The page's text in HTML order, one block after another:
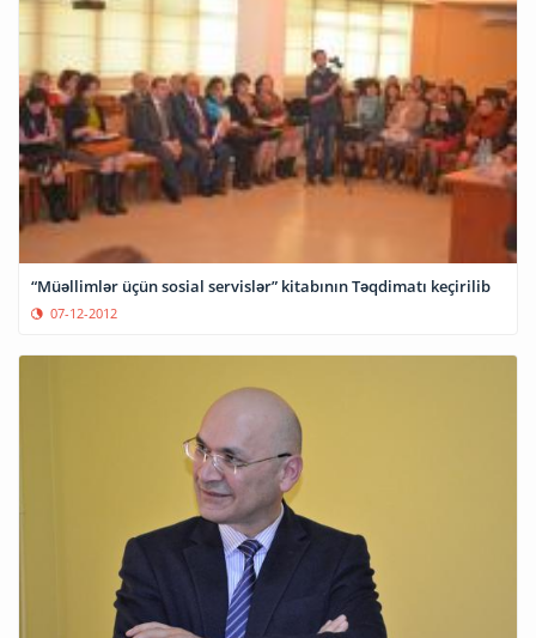
“Müəllimlər üçün sosial servislər” kitabının Təqdimatı keçirilib
07-12-2012